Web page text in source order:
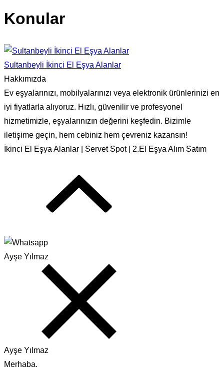
Konular
Sultanbeyli İkinci El Eşya Alanlar
Hakkımızda
Ev eşyalarınızı, mobilyalarınızı veya elektronik ürünlerinizi en
iyi fiyatlarla alıyoruz. Hızlı, güvenilir ve profesyonel
hizmetimizle, eşyalarınızın değerini keşfedin. Bizimle
iletişime geçin, hem cebiniz hem çevreniz kazansın!
İkinci El Eşya Alanlar | Servet Spot | 2.El Eşya Alım Satım
Ayşe Yılmaz
Ayşe Yılmaz
Merhaba.